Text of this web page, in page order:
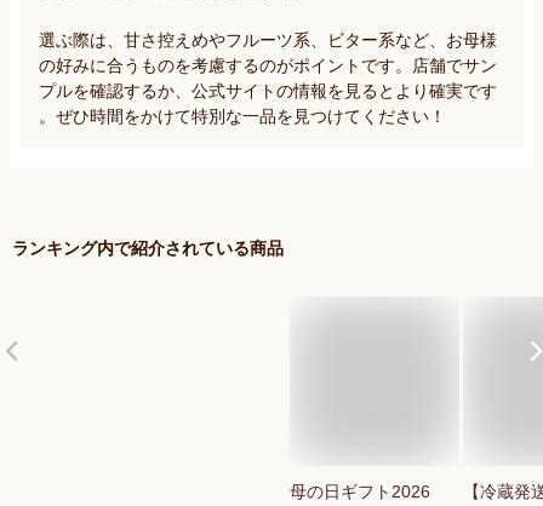
選ぶ際は、甘さ控えめやフルーツ系、ビター系など、お母様
の好みに合うものを考慮するのがポイントです。店舗でサン
プルを確認するか、公式サイトの情報を見るとより確実です
。ぜひ時間をかけて特別な一品を見つけてください！
ランキング内で紹介されている商品
母の日ギフト2026
【冷蔵発